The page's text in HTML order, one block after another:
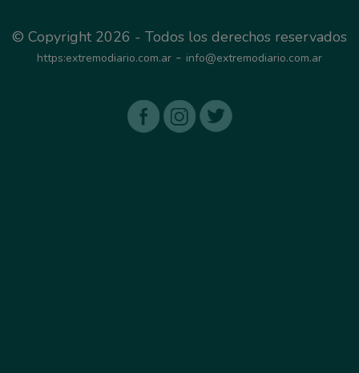
© Copyright 2026 - Todos los derechos reservados
https:extremodiario.com.ar - info@extremodiario.com.ar